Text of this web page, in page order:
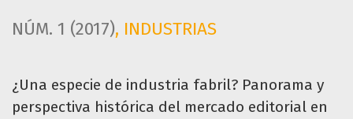
NÚM. 1 (2017), INDUSTRIAS
¿Una especie de industria fabril? Panorama y
perspectiva histórica del mercado editorial en